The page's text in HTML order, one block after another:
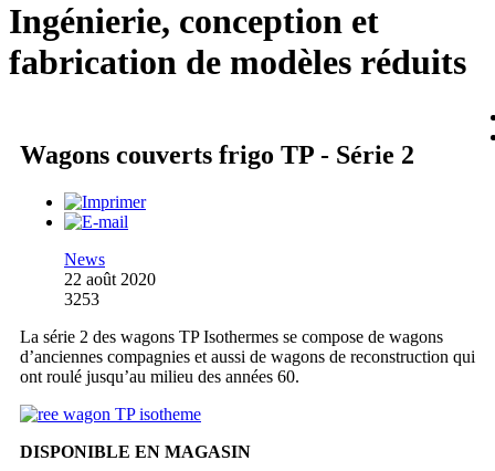
Ingénierie, conception et
fabrication de modèles réduits
Wagons couverts frigo TP - Série 2
News
22 août 2020
3253
La série 2 des wagons TP Isothermes se compose de wagons
d’anciennes compagnies et aussi de wagons de reconstruction qui
ont roulé jusqu’au milieu des années 60.
DISPONIBLE EN MAGASIN